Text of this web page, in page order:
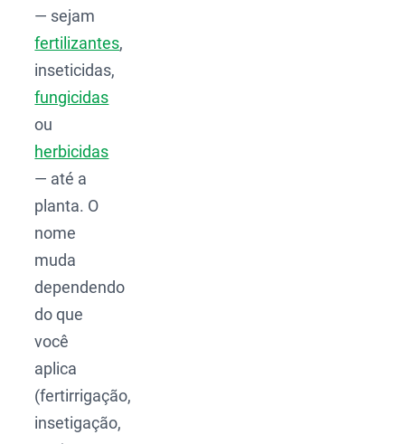
— sejam
fertilizantes,
inseticidas,
fungicidas
ou
herbicidas
— até a
planta. O
nome
muda
dependendo
do que
você
aplica
(fertirrigação,
insetigação,